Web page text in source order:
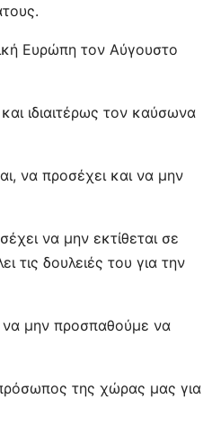
Ευρώπη τον Αύγουστο
ιδιαιτέρως τον καύσωνα
να προσέχει και να μην
να μην εκτίθεται σε
τις δουλειές του για την
να μην προσπαθούμε να
της χώρας μας για